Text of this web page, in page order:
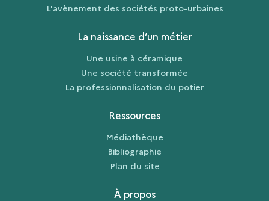
L'avènement des sociétés proto-urbaines
La naissance d’un métier
Une usine à céramique
Une société transformée
La professionnalisation du potier
Ressources
Médiathèque
Bibliographie
Plan du site
À propos